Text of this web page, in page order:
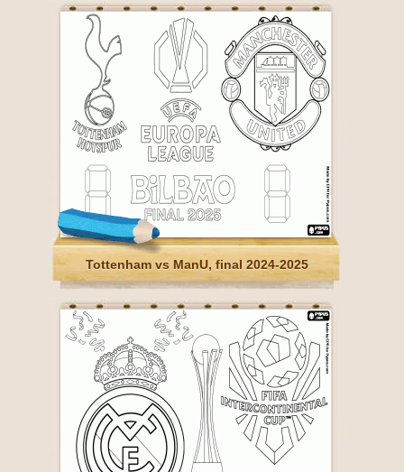
Tottenham vs ManU, final 2024-2025